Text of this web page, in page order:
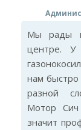
Мы рады
центре.
нам
разной
Мотор Сич
значит